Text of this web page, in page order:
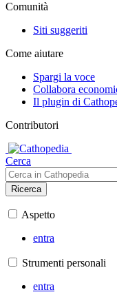
Comunità
Siti suggeriti
Come aiutare
Spargi la voce
Collabora
Il plugin di
Contributori
Cerca
Ricerca
Aspetto
entra
Strumenti personali
entra